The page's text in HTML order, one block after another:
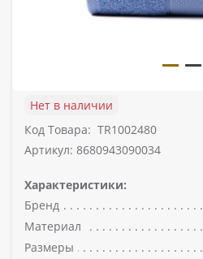
Нет в наличии
Код Товара: TR1002480
Артикул: 8680943090034
Характеристики:
Бренд
Материал
Размеры